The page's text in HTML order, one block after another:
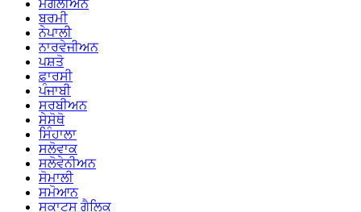
ਮੰਗੋਲੀਅਨ
ਬਰਮੀ
ਨੇਪਾਲੀ
ਨਾਰਵੇਜੀਅਨ
ਪਸ਼ਤੋ
ਫ਼ਾਰਸੀ
ਪੰਜਾਬੀ
ਸਰਬੀਅਨ
ਸੇਸੋਥੋ
ਸਿੰਹਾਲਾ
ਸਲੋਵਾਕ
ਸਲੋਵੇਨੀਅਨ
ਸੋਮਾਲੀ
ਸਮੋਆਨ
ਸਕਾਟਸ ਗੈਲਿਕ